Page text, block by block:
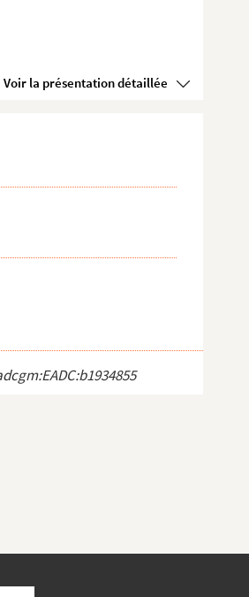
Voir la présentation détaillée